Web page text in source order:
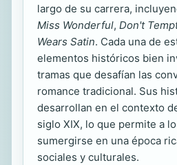
largo de su carrera,
Miss Wonderful, Don't
Wears Satin. Cada una de
elementos históricos bien
tramas que desafían las
romance tradicional. Sus
desarrollan en el contexto
siglo XIX, lo que permite a
sumergirse en una época
sociales y culturales.